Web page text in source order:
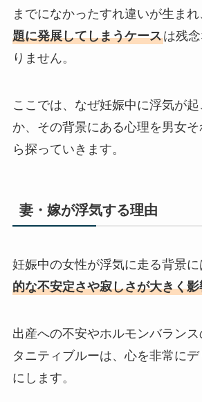
までになかったすれ違いが生まれ
題に発展してしまうケースは残
りません。
ここでは、なぜ妊娠中に浮気が
か、その背景にある心理を男女
ら探っていきます。
妻・嫁が浮気する理由
妊娠中の女性が浮気に走る背景に
的な不安定さや寂しさが大きく影
出産への不安やホルモンバラン
タニティブルーは、心を非常に
にします。